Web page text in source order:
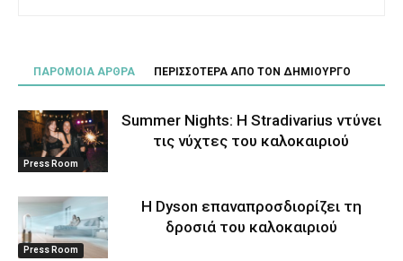
ΠΑΡΟΜΟΙΑ ΑΡΘΡΑ ΠΕΡΙΣΣΟΤΕΡΑ ΑΠΟ ΤΟΝ ΔΗΜΙΟΥΡΓΟ
Press Room
Summer Nights: Η Stradivarius ντύνει
τις νύχτες του καλοκαιριού
Press Room
Η Dyson επαναπροσδιορίζει τη
δροσιά του καλοκαιριού